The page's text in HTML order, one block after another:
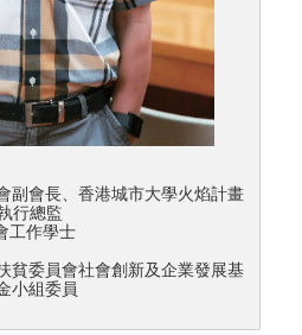
華
副會長、香港城市大學火焰計畫
行總監
大學社會工作學士
貧委員會社會創新及企業發展基
小組委員
協會總幹事